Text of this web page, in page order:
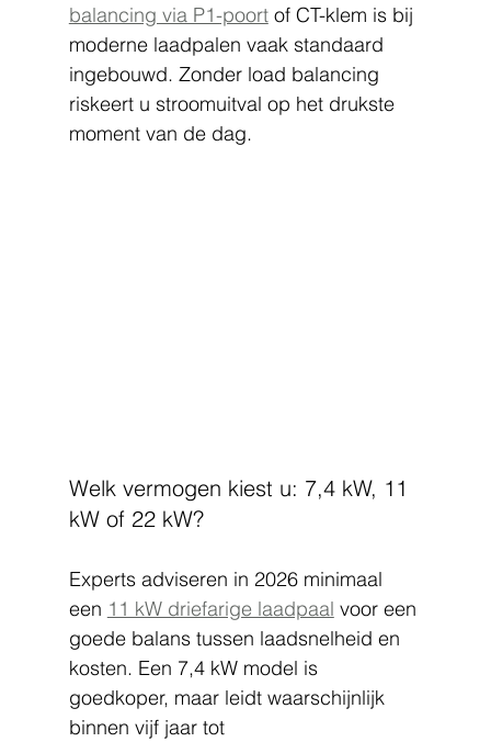
balancing via P1-poort of CT-klem is bij
moderne laadpalen vaak standaard
ingebouwd. Zonder load balancing
riskeert u stroomuitval op het drukste
moment van de dag.
Welk vermogen kiest u: 7,4 kW, 11
kW of 22 kW?
Experts adviseren in 2026 minimaal
een 11 kW driefarige laadpaal voor een
goede balans tussen laadsnelheid en
kosten. Een 7,4 kW model is
goedkoper, maar leidt waarschijnlijk
binnen vijf jaar tot